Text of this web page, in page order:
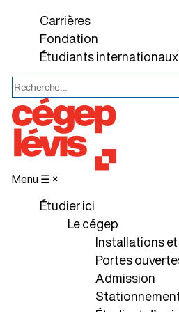
Carrières
Fondation
Étudiants internationaux
Menu ☰ ×
Étudier ici
Le cégep
Installations et
Portes
Admission